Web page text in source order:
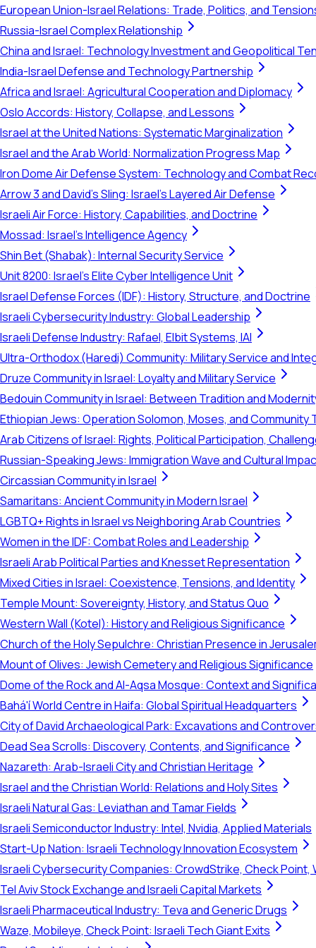
European Union-Israel Relations: Trade, Politics, and
Russia-Israel Complex Relationship
China and Israel: Technology Investment and Geopolitical
India-Israel Defense and Technology Partnership
Africa and Israel: Agricultural Cooperation and Diplomacy
Oslo Accords: History, Collapse, and Lessons
Israel at the United Nations: Systematic Marginalization
Israel and the Arab World: Normalization Progress Map
Iron Dome Air Defense System: Technology and Combat
Arrow 3 and David's Sling: Israel's Layered Air Defense
Israeli Air Force: History, Capabilities, and Doctrine
Mossad: Israel's Intelligence Agency
Shin Bet (Shabak): Internal Security Service
Unit 8200: Israel's Elite Cyber Intelligence Unit
Israel Defense Forces (IDF): History, Structure, and Doctrine
Israeli Cybersecurity Industry: Global Leadership
Israeli Defense Industry: Rafael, Elbit Systems, IAI
Ultra-Orthodox (Haredi) Community: Military Service and
Druze Community in Israel: Loyalty and Military Service
Bedouin Community in Israel: Between Tradition and
Ethiopian Jews: Operation Solomon, Moses, and Community
Arab Citizens of Israel: Rights, Political Participation,
Russian-Speaking Jews: Immigration Wave and Cultural
Circassian Community in Israel
Samaritans: Ancient Community in Modern Israel
LGBTQ+ Rights in Israel vs Neighboring Arab Countries
Women in the IDF: Combat Roles and Leadership
Israeli Arab Political Parties and Knesset Representation
Mixed Cities in Israel: Coexistence, Tensions, and Identity
Temple Mount: Sovereignty, History, and Status Quo
Western Wall (Kotel): History and Religious Significance
Church of the Holy Sepulchre: Christian Presence in
Mount of Olives: Jewish Cemetery and Religious Significance
Dome of the Rock and Al-Aqsa Mosque: Context and
Bahá'í World Centre in Haifa: Global Spiritual Headquarters
City of David Archaeological Park: Excavations and
Dead Sea Scrolls: Discovery, Contents, and Significance
Nazareth: Arab-Israeli City and Christian Heritage
Israel and the Christian World: Relations and Holy Sites
Israeli Natural Gas: Leviathan and Tamar Fields
Israeli Semiconductor Industry: Intel, Nvidia, Applied Materials
Start-Up Nation: Israeli Technology Innovation Ecosystem
Israeli Cybersecurity Companies: CrowdStrike, Check Point,
Tel Aviv Stock Exchange and Israeli Capital Markets
Israeli Pharmaceutical Industry: Teva and Generic Drugs
Waze, Mobileye, Check Point: Israeli Tech Giant Exits